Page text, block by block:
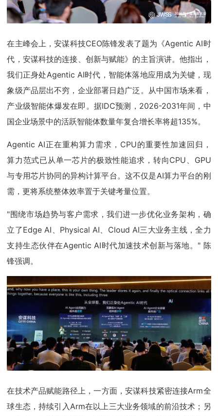
在主峰会上，安谋科技CEO陈锋发表了题为《Agentic AI时
代，安谋科技的连接、创新与赋能》的主旨演讲。他指出，
我们正身处Agentic AI时代，智能体落地应用成为关键，现
象级产品层出不穷，企业部署日趋广泛。从中国市场来看，
产业级智能体爆发在即。据IDC预测，2026-2031年间，中
国企业场景中的活跃智能体数量年复合增长率将超135%。
Agentic AI正在重构算力需求，CPU的重要性加速回归，
算力范式已从单一芯片的极致性能追求，转向CPU、GPU
与专用芯片协同的异构计算平台。这不仅是AI算力平台的刚
需，更将系统整体效率置于关键考量位置。
"围绕市场趋势与客户需求，我们进一步优化业务架构，确
立了Edge AI、Physical AI、Cloud AI三大业务主线，全力
支持生态伙伴在Agentic AI时代加速技术创新与落地。" 陈
锋强调。
在技术产品赋能路径上，一方面，安谋科技紧密连接Arm全
球生态，持续引入Arm在以上三大业务领域的前沿技术；另